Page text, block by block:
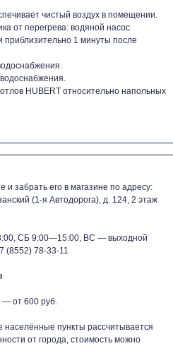
чистый воздух в помещении.
от перегрева: водяной насос
приблизительно 1 минуты после
HUBERT относительно напольных
забрать его в магазине по адресу:
(1-я Автодорога), д. 124, 2 этаж
СБ 9:00—15:00, ВС — выходной
(8552) 78-33-11
— от 600 руб.
пункты рассчитывается
от города, стоимость можно